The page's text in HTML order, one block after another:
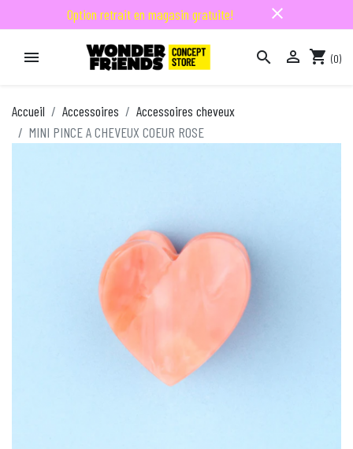
Option retrait en magasin gratuite! close
   shopping_cart (0)
Accueil Accessoires
Accessoires cheveux
MINI PINCE A CHEVEUX COEUR ROSE